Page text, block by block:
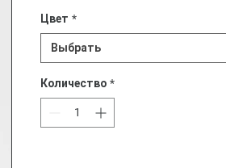
Цвет *
Выбрать
Количество *